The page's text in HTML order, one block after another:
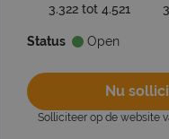
3.322 tot 4.521
Status Open
Nu
Solliciteer op de website